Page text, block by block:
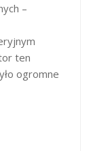
–
ten
ogromne